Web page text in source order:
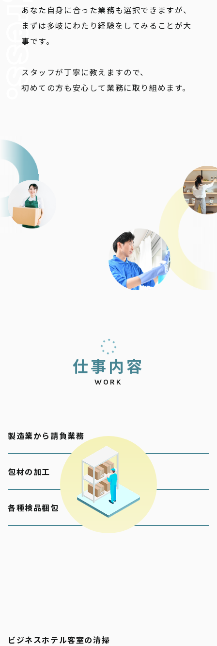
あなた自身に合った業務も選択できますが、
まずは多岐にわたり経験をしてみることが大
事です。
スタッフが丁寧に教えますので、
初めての方も安心して業務に取り組めます。
仕事内容
WORK
製造業から請負業務
包材の加工
各種検品梱包
ビジネスホテル客室の清掃